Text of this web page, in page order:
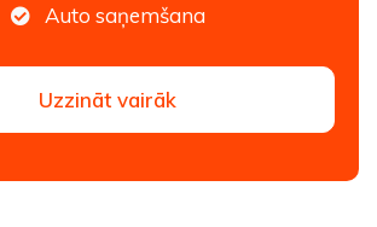
Auto saņemšana
Uzzināt vairāk